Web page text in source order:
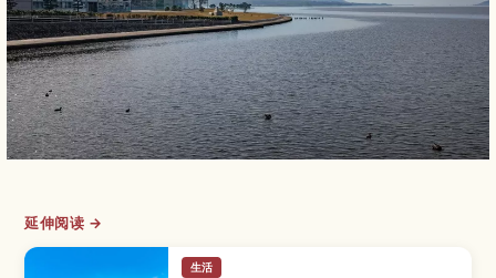
延伸阅读 →
生活